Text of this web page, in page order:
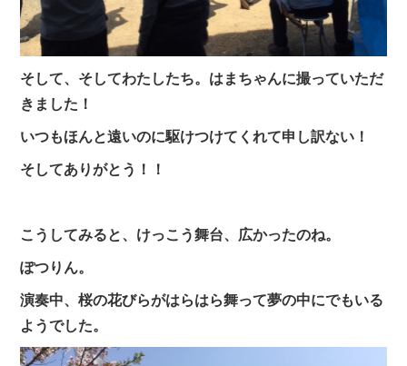
そして、そしてわたしたち。はまちゃんに撮っていただ
きました！
いつもほんと遠いのに駆けつけてくれて申し訳ない！
そしてありがとう！！
こうしてみると、けっこう舞台、広かったのね。
ぽつりん。
演奏中、桜の花びらがはらはら舞って夢の中にでもいる
ようでした。